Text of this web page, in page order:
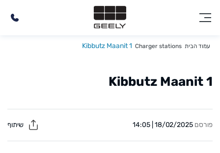
עמוד הבית Charger stations
Kibbutz Maanit 1
Kibbutz Maanit 1
פורסם 18/02/2025 | 14:05